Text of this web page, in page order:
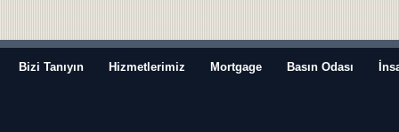
Bizi Tanıyın Hizmetlerimiz Mortgage Basın Odası